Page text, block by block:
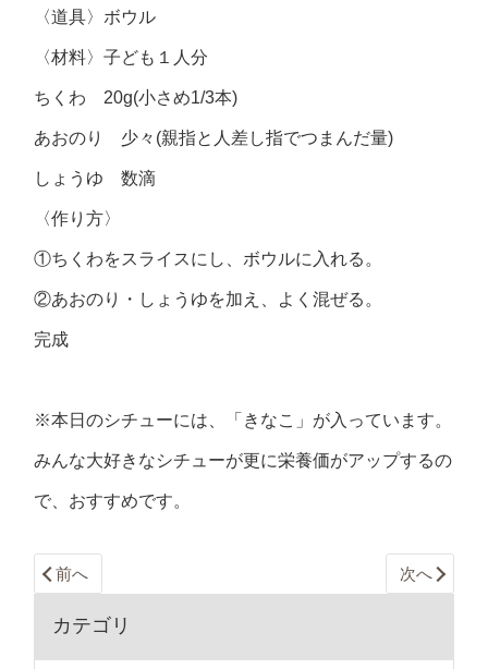
〈道具〉ボウル
〈材料〉子ども１人分
ちくわ 20g(小さめ1/3本)
あおのり 少々(親指と人差し指でつまんだ量)
しょうゆ 数滴
〈作り方〉
①ちくわをスライスにし、ボウルに入れる。
②あおのり・しょうゆを加え、よく混ぜる。
完成
※本日のシチューには、「きなこ」が入っています。
みんな大好きなシチューが更に栄養価がアップするの
で、おすすめです。
前へ 次へ
カテゴリ